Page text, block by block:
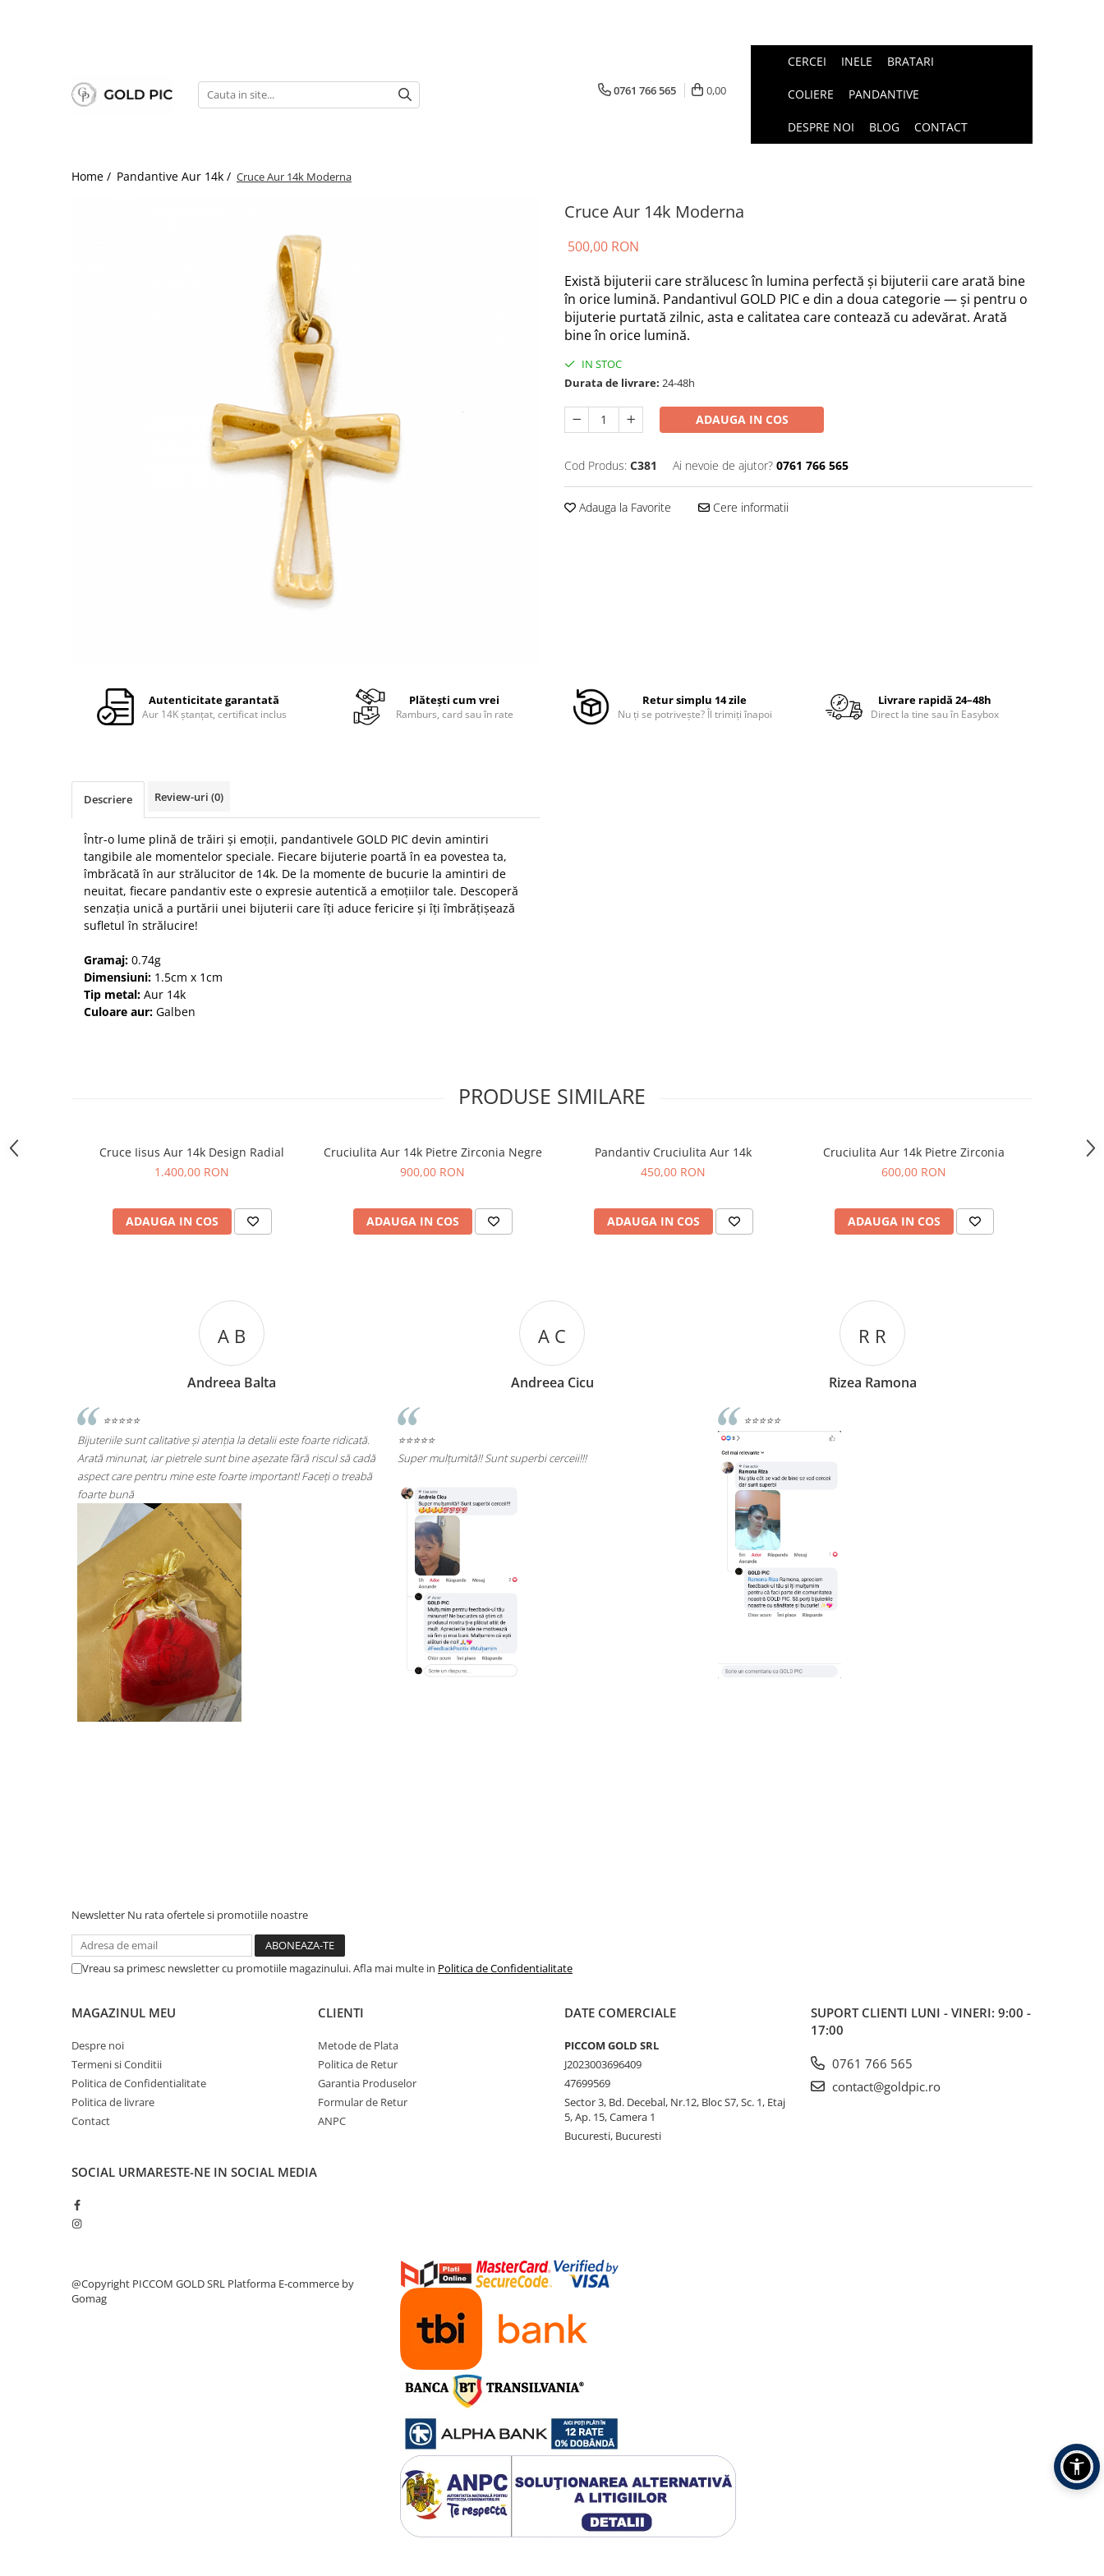
0761 766 565 0,00
CERCEI INELE BRATARI
COLIERE PANDANTIVE
DESPRE NOI BLOG CONTACT
Home / Pandantive Aur 14k / Cruce Aur 14k Moderna
Cruce Aur 14k Moderna
500,00 RON
Există bijuterii care strălucesc în lumina perfectă și bijuterii care arată bine
în orice lumină. Pandantivul GOLD PIC e din a doua categorie — și pentru o
bijuterie purtată zilnic, asta e calitatea care contează cu adevărat. Arată
bine în orice lumină.
IN STOC
Durata de livrare: 24-48h
ADAUGA IN COS
Cod Produs: C381 Ai nevoie de ajutor? 0761 766 565
Adauga la Favorite Cere informatii
Autenticitate garantată
Aur 14K ștanțat, certificat inclus
Plătești cum vrei
Ramburs, card sau în rate
Retur simplu 14 zile
Nu ți se potrivește? Îl trimiți înapoi
Livrare rapidă 24–48h
Direct la tine sau în Easybox
Descriere Review-uri (0)
Într-o lume plină de trăiri și emoții, pandantivele GOLD PIC devin amintiri
tangibile ale momentelor speciale. Fiecare bijuterie poartă în ea povestea ta,
îmbrăcată în aur strălucitor de 14k. De la momente de bucurie la amintiri de
neuitat, fiecare pandantiv este o expresie autentică a emoțiilor tale. Descoperă
senzația unică a purtării unei bijuterii care îți aduce fericire și îți îmbrățișează
sufletul în strălucire!
Gramaj: 0.74g
Dimensiuni: 1.5cm x 1cm
Tip metal: Aur 14k
Culoare aur: Galben
PRODUSE SIMILARE
Cruce Iisus Aur 14k Design Radial
1.400,00 RON
ADAUGA IN COS
Cruciulita Aur 14k Pietre Zirconia Negre
900,00 RON
ADAUGA IN COS
Pandantiv Cruciulita Aur 14k
450,00 RON
ADAUGA IN COS
Cruciulita Aur 14k Pietre Zirconia
600,00 RON
ADAUGA IN COS
A C
Andreea Cicu
⭐⭐⭐⭐⭐
Super mulțumită!! Sunt superbi cerceii!!!
R R
Rizea Ramona
C C
Corina Cori
⭐⭐⭐⭐⭐
Recomand cu drag,persoane deosebite si lucruri bune si
calitative!
Newsletter Nu rata ofertele si promotiile noastre
Vreau sa primesc newsletter cu promotiile magazinului. Afla mai multe in Politica de Confidentialitate
MAGAZINUL MEU
Despre noi
Termeni si Conditii
Politica de Confidentialitate
Politica de livrare
Contact
CLIENTI
Metode de Plata
Politica de Retur
Garantia Produselor
Formular de Retur
ANPC
DATE COMERCIALE
PICCOM GOLD SRL
J2023003696409
47699569
Sector 3, Bd. Decebal, Nr.12, Bloc S7, Sc. 1, Etaj
5, Ap. 15, Camera 1
Bucuresti, Bucuresti
SUPORT CLIENTI LUNI - VINERI: 9:00 -
17:00
0761 766 565
contact@goldpic.ro
SOCIAL URMARESTE-NE IN SOCIAL MEDIA
@Copyright PICCOM GOLD SRL Platforma E-commerce by
Gomag